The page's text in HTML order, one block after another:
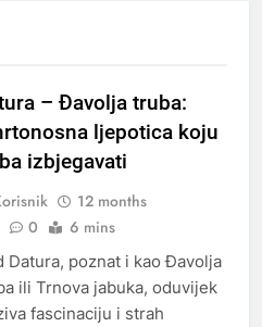
– Đavolja truba:
ljepotica koju
izbjegavati
12 months
0 6 mins
Datura, poznat i kao Đavolja
ili Trnova jabuka, oduvijek
fascinaciju i strah